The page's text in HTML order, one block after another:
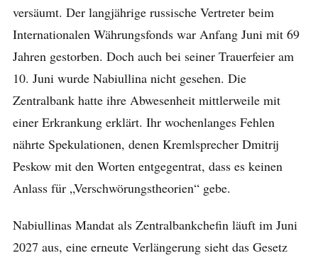
versäumt. Der langjährige russische Vertreter beim
Internationalen Währungsfonds war Anfang Juni mit 69
Jahren gestorben. Doch auch bei seiner Trauerfeier am
10. Juni wurde Nabiullina nicht gesehen. Die
Zentralbank hatte ihre Abwesenheit mittlerweile mit
einer Erkrankung erklärt. Ihr wochenlanges Fehlen
nährte Spekulationen, denen Kremlsprecher Dmitrij
Peskow mit den Worten entgegentrat, dass es keinen
Anlass für „Verschwörungstheorien“ gebe.
Nabiullinas Mandat als Zentralbankchefin läuft im Juni
2027 aus, eine erneute Verlängerung sieht das Gesetz